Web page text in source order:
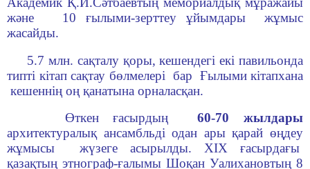
және 10 ғылыми-зерттеу ұйымдары жұмыс
жасайды.
5.7 млн. сақталу қоры, кешендегi екi павильонда
типтi кiтап сақтау бөлмелерi бар Ғылыми кiтапхана
кешеннің оң қанатына орналасқан.
Өткен ғасырдың60-70 жылдары
архитектуралық ансамбльдi одан ары қарай өңдеу
жұмысы жүзеге асырылды. ХІХ ғасырдағы
қазақтың этнограф-ғалымы Шоқан Уалихановтың 8